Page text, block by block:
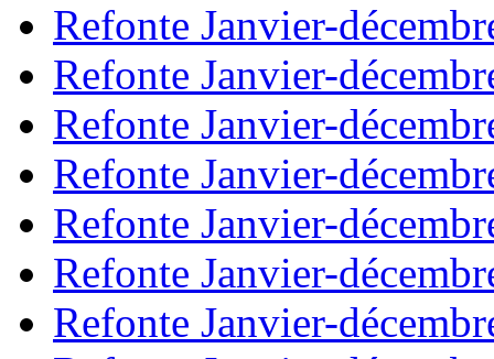
Refonte Janvier-
Refonte Janvier-
Refonte Janvier-
Refonte Janvier-
Refonte Janvier-
Refonte Janvier-
Refonte Janvier-